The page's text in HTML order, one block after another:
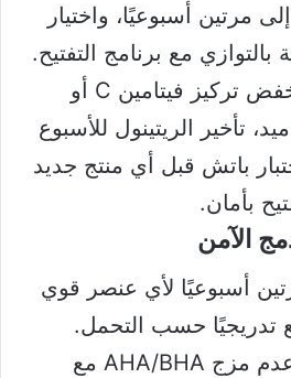
مرتين أسبوعيًا، واختيار
بالتوازي مع برنامج التفتيح.
بشرة حساسة: خفض تركيز فيتامين C أو
تأخير الريتينول للأسبوع
باتش قبل أي منتج جديد
بأمان.
الآمن
أسبوعيًا لأي عنصر قوي
تدريجيًا حسب التحمل.
الفصل الزمني: عدم مزج AHA/BHA مع